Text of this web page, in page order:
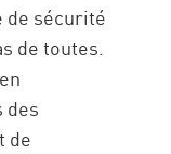
de sécurité
de toutes.
des
de